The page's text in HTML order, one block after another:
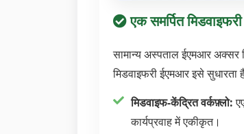
एक समर्पित
सामान्य अस्पताल ईएमआर अक्सर
मिडवाइफरी ईएमआर इसे सुधारता
मिडवाइफ-केंद्रित वर्कफ़्लो:
कार्यप्रवाह में एकीकृत।